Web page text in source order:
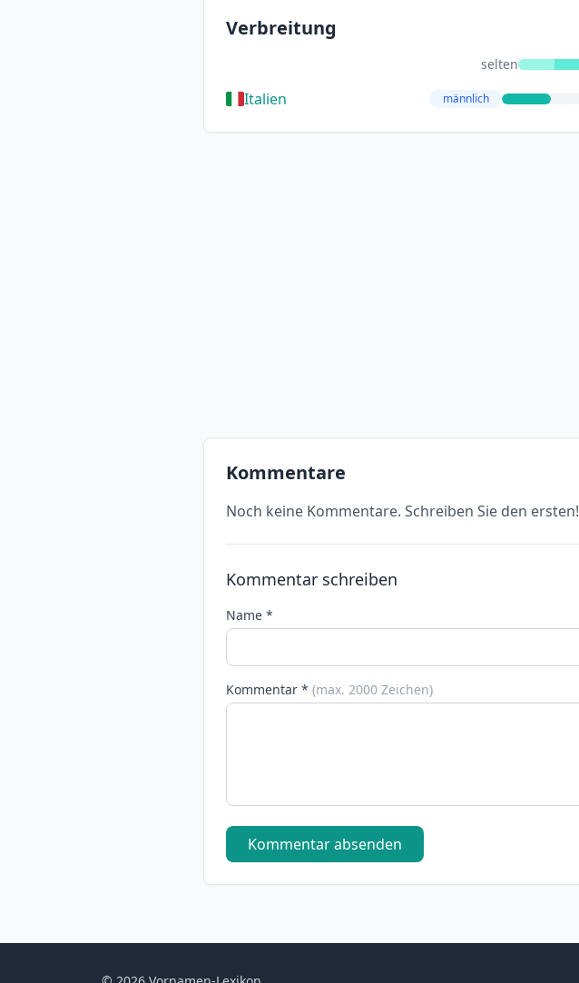
Verbreitung
selten
Italien männlich
Kommentare
Noch keine Kommentare. Schreiben Sie den ersten!
Kommentar schreiben
Name *
Kommentar * (max. 2000 Zeichen)
Kommentar absenden